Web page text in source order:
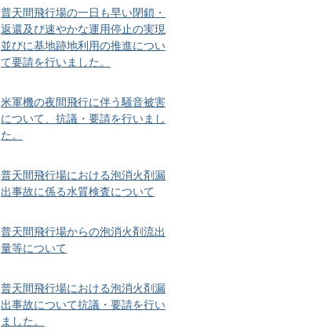
普天間飛行場の一日も早い閉鎖・
返還及び速やかな運用停止の実現
並びに基地跡地利用の推進につい
て要請を行いました。
米軍機の夜間飛行に伴う騒音被害
について、抗議・要請を行いまし
た。
普天間飛行場における泡消火剤漏
出事故に係る水質検査について
普天間飛行場からの泡消火剤流出
量等について
普天間飛行場における泡消火剤漏
出事故について抗議・要請を行い
ました。